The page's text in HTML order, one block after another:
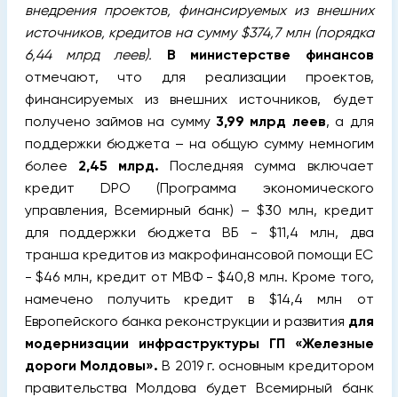
внедрения проектов, финансируемых из внешних
источников, кредитов на сумму $374,7 млн (порядка
6,44 млрд леев).
В министерстве финансов
отмечают, что для реализации проектов,
финансируемых из внешних источников, будет
получено займов на сумму 3,99 млрд леев, а для
поддержки бюджета – на общую сумму немногим
более 2,45 млрд. Последняя сумма включает
кредит DPO (Программа экономического
управления, Всемирный банк) – $30 млн, кредит
для поддержки бюджета ВБ - $11,4 млн, два
транша кредитов из макрофинансовой помощи ЕС
- $46 млн, кредит от МВФ - $40,8 млн. Кроме того,
намечено получить кредит в $14,4 млн от
Европейского банка реконструкции и развития для
модернизации инфраструктуры ГП «Железные
дороги Молдовы». В 2019 г. основным кредитором
правительства Молдова будет Всемирный банк